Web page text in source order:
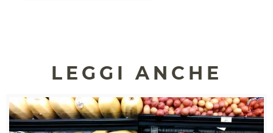
LEGGI ANCHE